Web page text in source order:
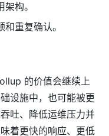
构。
重复确认。
的价值会继续上
设施中，也可能被更
吐、降低运维压力并
着更快的响应、更低